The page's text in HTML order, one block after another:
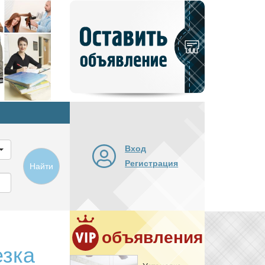
объявление
Найти
Вход
Регистрация
объявления